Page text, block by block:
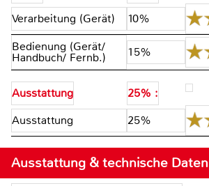
Verarbeitung (Gerät)
10%
Bedienung (Gerät/
Handbuch/ Fernb.) 15%
Ausstattung
25% :
Ausstattung
25%
Ausstattung & technische Daten